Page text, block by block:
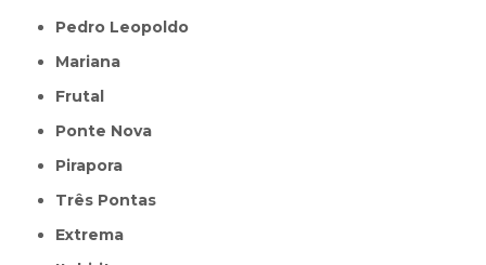
Pedro Leopoldo
Mariana
Frutal
Ponte Nova
Pirapora
Três Pontas
Extrema